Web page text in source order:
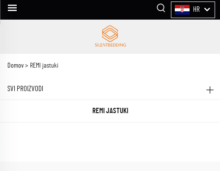
HR
Domov > REMI jastuki
SVI PROIZVODI
REMI JASTUKI